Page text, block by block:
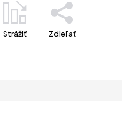
Strážiť Zdieľať